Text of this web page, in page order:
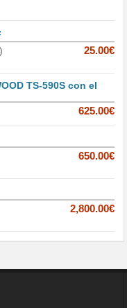
25.00€
TS-590S con el
625.00€
650.00€
2,800.00€